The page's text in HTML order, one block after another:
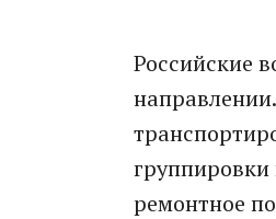
Российские
ремонтное